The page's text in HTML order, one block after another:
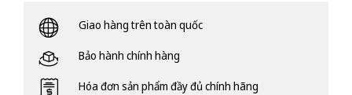
Giao hàng trên toàn quốc
Bảo hành chính hàng
Hóa đơn sản phẩm đầy đủ chính hãng